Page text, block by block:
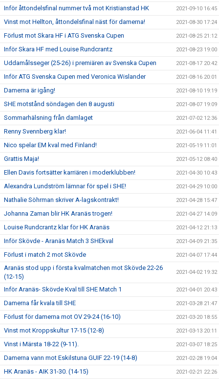
Inför åttondelsfinal nummer två mot Kristianstad HK 2021-09-10 16:45
Vinst mot Hellton, åttondelsfinal näst för damerna! 2021-08-30 17:24
Förlust mot Skara HF i ATG Svenska Cupen 2021-08-25 21:12
Inför Skara HF med Louise Rundcrantz 2021-08-23 19:00
Uddamålsseger (25-26) i premiären av Svenska Cupen 2021-08-17 20:42
Inför ATG Svenska Cupen med Veronica Wislander 2021-08-16 20:01
Damerna är igång! 2021-08-10 19:19
SHE motstånd söndagen den 8 augusti 2021-08-07 19:09
Sommarhälsning från damlaget 2021-07-02 12:36
Renny Svennberg klar! 2021-06-04 11:41
Nico spelar EM kval med Finland! 2021-05-19 11:01
Grattis Maja! 2021-05-12 08:40
Ellen Davis fortsätter karriären i moderklubben! 2021-04-30 10:43
Alexandra Lundström lämnar för spel i SHE! 2021-04-29 10:00
Nathalie Söhrman skriver A-lagskontrakt! 2021-04-28 15:47
Johanna Zaman blir HK Aranäs trogen! 2021-04-27 14:09
Louise Rundcrantz klar för HK Aranäs 2021-04-12 21:13
Inför Skövde - Aranäs Match 3 SHEkval 2021-04-09 21:35
Förlust i match 2 mot Skövde 2021-04-07 17:44
Aranäs stod upp i första kvalmatchen mot Skövde 22-26
(12-15)
2021-04-02 19:32
Inför Aranäs- Skövde Kval till SHE Match 1 2021-04-01 20:43
Damerna får kvala till SHE 2021-03-28 21:47
Förlust för damerna mot OV 29-24 (16-10) 2021-03-20 18:55
Vinst mot Kroppskultur 17-15 (12-8) 2021-03-13 20:11
Vinst i Märsta 18-22 (9-11). 2021-03-07 18:25
Damerna vann mot Eskilstuna GUIF 22-19 (14-8) 2021-02-28 19:04
HK Aranäs - AIK 31-30. (14-15) 2021-02-21 22:26